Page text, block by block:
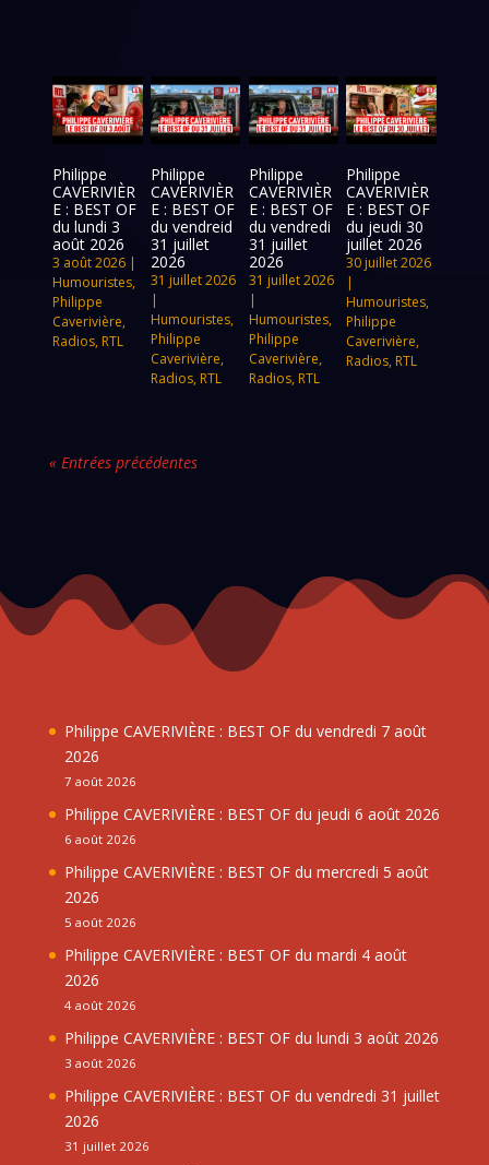
Philippe
CAVERIVIÈR
E : BEST OF
du lundi 3
août 2026
3 août 2026 |
Humouristes,
Philippe
Caverivière,
Radios, RTL
Philippe
CAVERIVIÈR
E : BEST OF
du vendreid
31 juillet
2026
31 juillet 2026
|
Humouristes,
Philippe
Caverivière,
Radios, RTL
Philippe
CAVERIVIÈR
E : BEST OF
du vendredi
31 juillet
2026
31 juillet 2026
|
Humouristes,
Philippe
Caverivière,
Radios, RTL
Philippe
CAVERIVIÈR
E : BEST OF
du jeudi 30
juillet 2026
30 juillet 2026
|
Humouristes,
Philippe
Caverivière,
Radios, RTL
« Entrées précédentes
Philippe CAVERIVIÈRE : BEST OF du vendredi 7 août
2026
7 août 2026
Philippe CAVERIVIÈRE : BEST OF du jeudi 6 août 2026
6 août 2026
Philippe CAVERIVIÈRE : BEST OF du mercredi 5 août
2026
5 août 2026
Philippe CAVERIVIÈRE : BEST OF du mardi 4 août
2026
4 août 2026
Philippe CAVERIVIÈRE : BEST OF du lundi 3 août 2026
3 août 2026
Philippe CAVERIVIÈRE : BEST OF du vendredi 31 juillet
2026
31 juillet 2026